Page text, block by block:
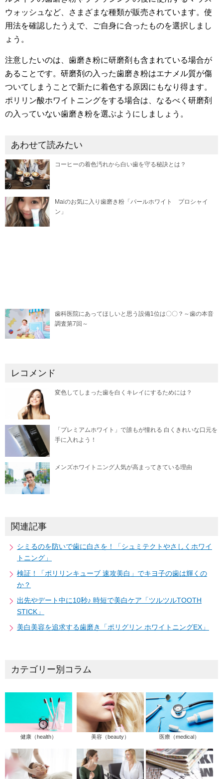
ウォッシュなど、さまざまな種類が販売されています。使
用法を確認したうえで、ご自身に合ったものを選択しまし
ょう。
注意したいのは、歯磨き粉に研磨剤も含まれている場合が
あることです。研磨剤の入った歯磨き粉はエナメル質が傷
ついてしまうことで新たに着色する原因にもなり得ます。
ポリリン酸ホワイトニングをする場合は、なるべく研磨剤
の入っていない歯磨き粉を選ぶようにしましょう。
あわせて読みたい
コーヒーの着色汚れから白い歯を守る秘訣とは？
Maiのお気に入り歯磨き粉「パールホワイト プロシャイ
ン」
歯科医院にあってほしいと思う設備1位は〇〇？～歯の本音
調査第7回～
レコメンド
変色してしまった歯を白くキレイにするためには？
「プレミアムホワイト」で誰もが憧れる 白くきれいな口元を
手に入れよう！
メンズホワイトニング人気が高まってきている理由
関連記事
シミるのを防いで歯に白さを！「シュミテクトやさしくホワイ
トニング」
検証！「ポリリンキューブ 速攻美白」でキヨ子の歯は輝くの
か？
出先やデート中に10秒♪ 時短で美白ケア「ツルツルTOOTH
STICK」
美白美容を追求する歯磨き「ポリグリン ホワイトニングEX」
カテゴリー別コラム
健康（health） 美容（beauty） 医療（medical）